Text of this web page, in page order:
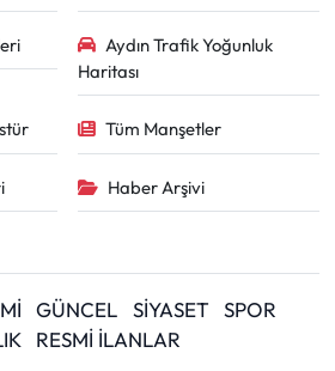
Aydın Trafik Yoğunluk
Haritası
Tüm Manşetler
Haber Arşivi
GÜNCEL SİYASET
SPOR
RESMİ İLANLAR